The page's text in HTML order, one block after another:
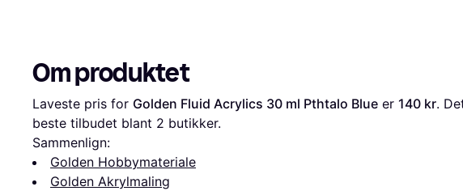
Om produktet
Laveste pris for Golden Fluid Acrylics 30 ml Pthtalo Blue er 140 kr.
beste tilbudet blant 2 butikker.
Sammenlign:
Golden Hobbymateriale
Golden Akrylmaling